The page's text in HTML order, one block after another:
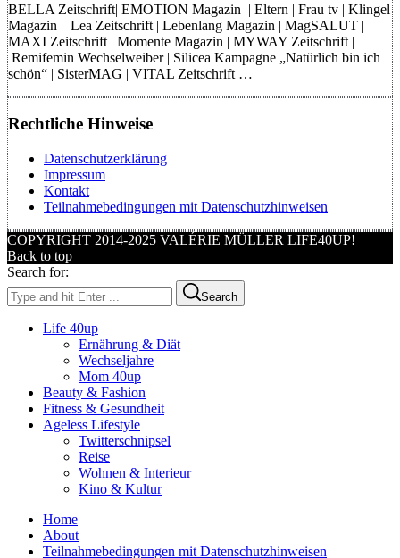
BELLA Zeitschrift| EMOTION Magazin | Eltern | Frau tv | Klingel
Magazin | Lea Zeitschrift | Lebenlang Magazin | MagSALUT |
MAXI Zeitschrift | Momente Magazin | MYWAY Zeitschrift |
Remifemin Wechselweiber | Silicea Kampagne „Natürlich bin ich
schön“ | SisterMAG | VITAL Zeitschrift …
Rechtliche Hinweise
Datenschutzerklärung
Impressum
Kontakt
Teilnahmebedingungen mit Datenschutzhinweisen
COPYRIGHT 2014-2025 VALÉRIE MÜLLER LIFE40UP!
Back to top
Search for:
Search
Life 40up
Ernährung & Diät
Wechseljahre
Mom 40up
Beauty & Fashion
Fitness & Gesundheit
Ageless Lifestyle
Twitterschnipsel
Reise
Wohnen & Interieur
Kino & Kultur
Home
About
Teilnahmebedingungen mit Datenschutzhinweisen